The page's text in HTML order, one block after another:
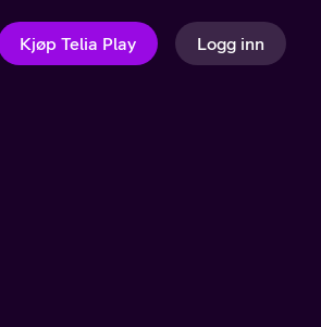
Kjøp Telia Play Logg inn